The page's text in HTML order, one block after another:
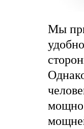
Мы